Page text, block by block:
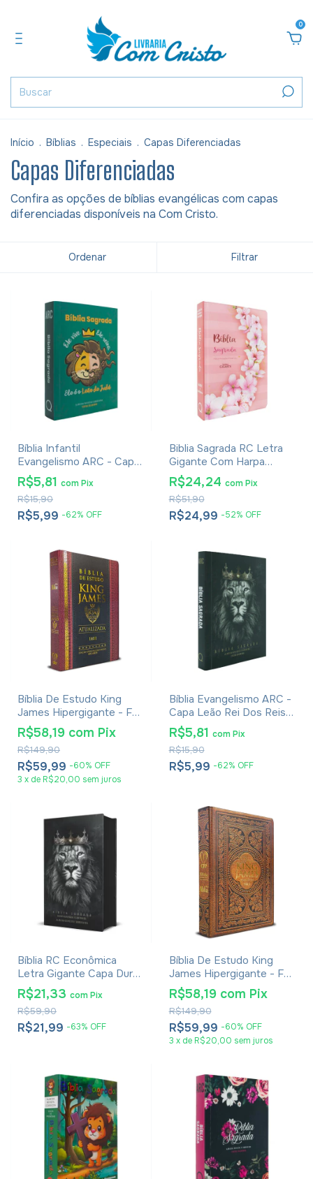
0
Início . Bíblias . Especiais . Capas Diferenciadas
Capas Diferenciadas
Confira as opções de bíblias evangélicas com capas
diferenciadas disponíveis na Com Cristo.
Ordenar Filtrar
Bíblia Infantil
Evangelismo ARC - Capa
Leão de Judá
R$5,99 -62% OFF
R$15,90
R$5,81 comPix
Biblia Sagrada RC Letra
Gigante Com Harpa
Avivada E Corinhos Capa
Dura Ramos Flores
R$24,99 -52% OFF
R$51,90
R$24,24 com Pix
Bíblia De Estudo King
James Hipergigante - Full
Color - Capa Dura
Tradicional
R$59,99 -60% OFF
R$149,90
R$58,19 com Pix
3 x de R$20,00 sem juros
Bíblia Evangelismo ARC -
Capa Leão Rei Dos Reis -
Edição De Bolso
R$5,99 -62% OFF
R$15,90
R$5,81 com Pix
Bíblia RC Econômica
Letra Gigante Capa Dura
Com Harpa E Corinhos
Leão Rei dos Reis
R$21,99 -63% OFF
R$59,90
R$21,33 comPix
Bíblia De Estudo King
James Hipergigante - Full
Color - Capa Dura
Vintage
R$59,99 -60% OFF
R$149,90
R$58,19 com Pix
3 x de R$20,00 sem juros